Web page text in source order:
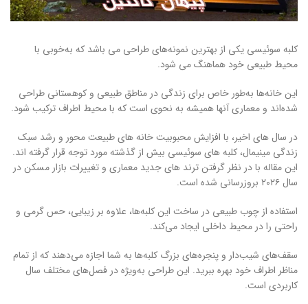
کلبه‌ سوئیسی یکی از بهترین نمونه‌های طراحی می باشد که به‌خوبی با
محیط طبیعی خود هماهنگ می شود.
این خانه‌ها به‌طور خاص برای زندگی در مناطق طبیعی و کوهستانی طراحی
شده‌اند و معماری آنها همیشه به نحوی است که با محیط اطراف ترکیب شود.
در سال‌ های اخیر، با افزایش محبوبیت خانه‌ های طبیعت‌ محور و رشد سبک
زندگی مینیمال، کلبه‌ های سوئیسی بیش از گذشته مورد توجه قرار گرفته‌ اند.
این مقاله با در نظر گرفتن ترند های جدید معماری و تغییرات بازار مسکن در
سال ۲۰۲۶ بروزرسانی شده است.
استفاده از چوب طبیعی در ساخت این کلبه‌ها، علاوه بر زیبایی، حس گرمی و
راحتی را در محیط داخلی ایجاد می‌کند.
سقف‌های شیب‌دار و پنجره‌های بزرگ کلبه‌ها به شما اجازه می‌دهند که از تمام
مناظر اطراف خود بهره ببرید. این طراحی به‌ویژه در فصل‌های مختلف سال
کاربردی است.